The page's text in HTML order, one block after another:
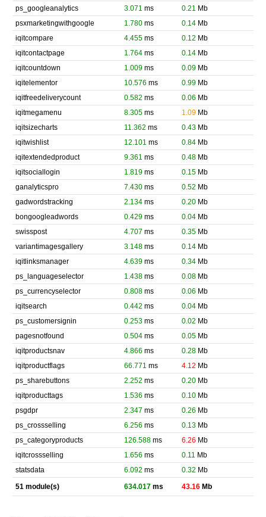
ps_googleanalytics
3.071 ms 0.21 Mb
psxmarketingwithgoogle
1.780ms 0.14Mb
iqitcompare
4.455ms 0.12 Mb
iqitcontactpage
1.764ms 0.14Mb
iqitcountdown
1.009ms 0.09Mb
iqitelementor
10.576 ms 0.99Mb
iqitfreedeliverycount
0.582 ms 0.06 Mb
iqitmegamenu
8.305ms 1.09Mb
iqitsizecharts
11.362 ms 0.43Mb
iqitwishlist
12.101 ms 0.84Mb
iqitextendedproduct
9.361 ms 0.48Mb
iqitsociallogin
1.819ms 0.15Mb
ganalyticspro
7.430ms 0.52 Mb
gadwordstracking
2.134ms 0.20Mb
bongoogleadwords
0.429ms 0.04Mb
swisspost
4.707 ms 0.35Mb
variantimagesgallery
3.148ms 0.14Mb
iqitlinksmanager
4.639ms 0.34Mb
ps_languageselector
1.438ms 0.08Mb
ps_currencyselector
0.808ms 0.06 Mb
iqitsearch
0.442 ms 0.04Mb
ps_customersignin
0.253ms 0.02 Mb
pagesnotfound
0.504ms 0.05Mb
iqitproductsnav
4.866 ms 0.28Mb
iqitproductflags
66.771 ms 4.12 Mb
ps_sharebuttons
2.252 ms 0.20Mb
iqitproducttags
1.536 ms 0.10Mb
psgdpr
2.347 ms 0.26 Mb
ps_crossselling
6.256 ms 0.13Mb
ps_categoryproducts
126.588ms 6.26 Mb
iqitcrossselling
1.656 ms 0.11 Mb
statsdata
6.092 ms 0.32 Mb
51 module(s)
634.017ms 43.16Mb